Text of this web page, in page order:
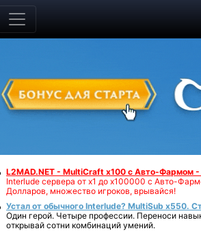
L2MAD.NET - MultiCraft x100 с Авто-Фармом
Interlude сервера от х1 до х100000 с Авто-
Долларов, множество игроков, врывайся!
Устал от обычного Interlude? MultiSub x550.
Один герой. Четыре профессии. Переноси
открывай сотни комбинаций умений.